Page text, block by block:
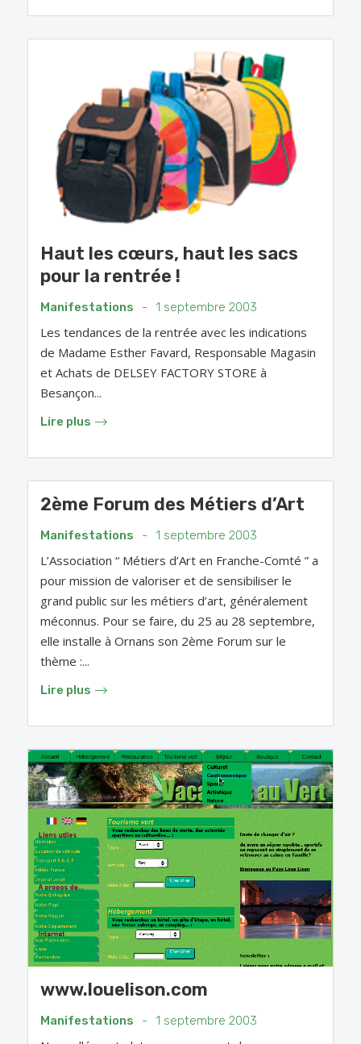
Haut les cœurs, haut les sacs
pour la rentrée !
Manifestations - 1 septembre 2003
Les tendances de la rentrée avec les indications
de Madame Esther Favard, Responsable Magasin
et Achats de DELSEY FACTORY STORE à
Besançon...
Lire plus
2ème Forum des Métiers d’Art
Manifestations - 1 septembre 2003
L’Association “ Métiers d’Art en Franche-Comté ” a
pour mission de valoriser et de sensibiliser le
grand public sur les métiers d’art, généralement
méconnus. Pour se faire, du 25 au 28 septembre,
elle installe à Ornans son 2ème Forum sur le
thème :...
Lire plus
www.louelison.com
Manifestations - 1 septembre 2003